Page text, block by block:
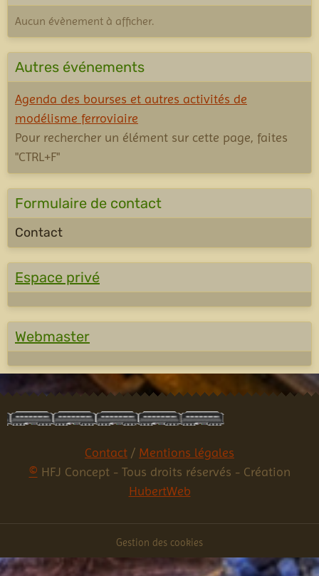
Aucun évènement à afficher.
Autres événements
Agenda des bourses et autres activités de
modélisme ferroviaire
Pour rechercher un élément sur cette page, faites
"CTRL+F"
Formulaire de contact
Contact
Espace privé
Webmaster
Contact / Mentions légales
© HFJ Concept - Tous droits réservés - Création
HubertWeb
Gestion des cookies